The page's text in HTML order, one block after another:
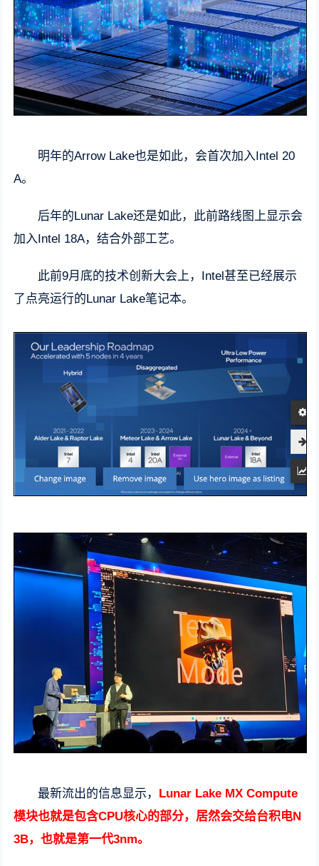
明年的Arrow Lake也是如此，会首次加入Intel 20
A。
后年的Lunar Lake还是如此，此前路线图上显示会
加入Intel 18A，结合外部工艺。
此前9月底的技术创新大会上， Intel甚至已经展示
了点亮运行的Lunar Lake笔记本。
最新流出的信息显示， Lunar Lake MX Compute
模块也就是包含CPU核心的部分，居然会交给台积电N
3B，也就是第一代3nm。